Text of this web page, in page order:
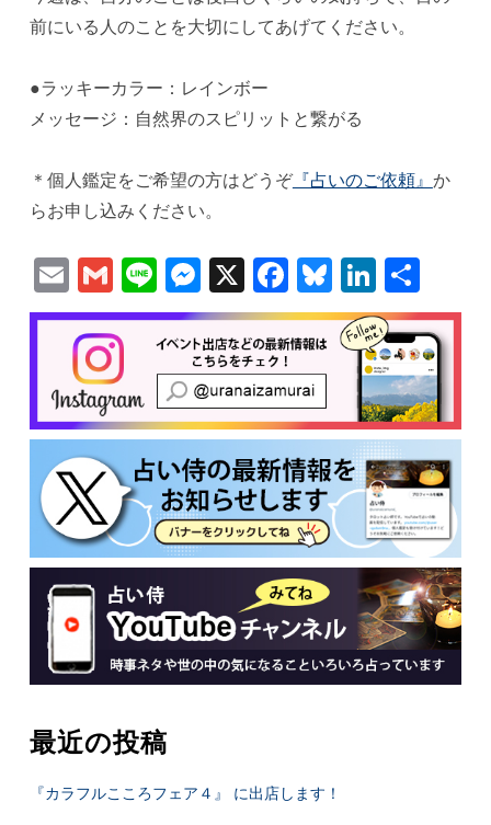
前にいる人のことを大切にしてあげてください。
●ラッキーカラー：レインボー
メッセージ：自然界のスピリットと繋がる
＊個人鑑定をご希望の方はどうぞ『占いのご依頼』 か
らお申し込みください。
EmailGmail
LineMessenger
X Facebook
Bluesky
共
有
最近の投稿
『カラフルこころフェア４』 に出店します！